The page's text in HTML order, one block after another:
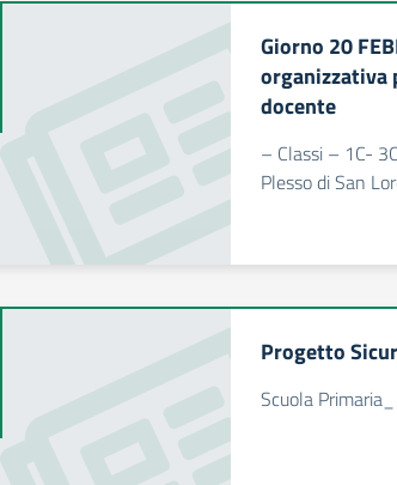
Giorno 20
organizzativa
docente
– Classi – 1C-
Plesso di San
Progetto
Scuola